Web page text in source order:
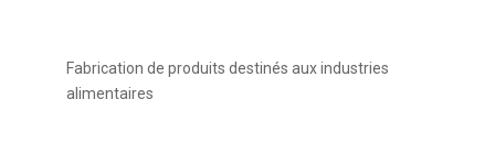
Fabrication de produits destinés aux industries
alimentaires